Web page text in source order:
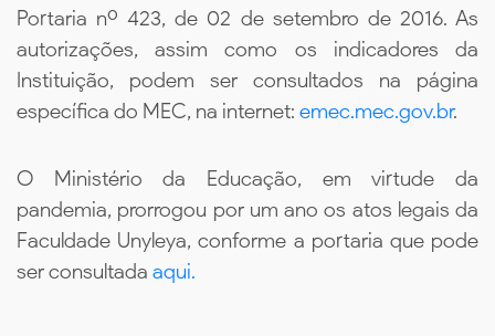
Portaria nº 423, de 02 de setembro de 2016. As
autorizações, assim como os indicadores da
Instituição, podem ser consultados na página
específica do MEC, na internet: emec.mec.gov.br.
O Ministério da Educação, em virtude da
pandemia, prorrogou por um ano os atos legais da
Faculdade Unyleya, conforme a portaria que pode
ser consultada aqui.